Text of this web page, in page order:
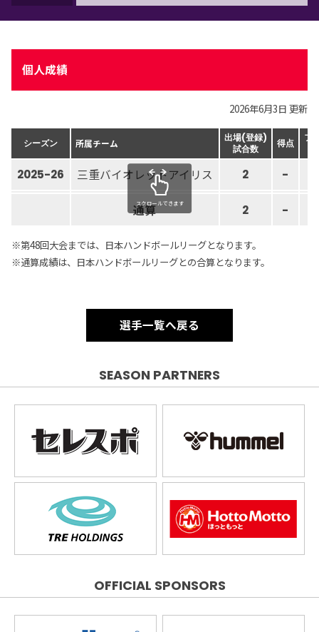
個人成績
2026年6月3日 更新
シーズン 所属チーム
出場(登録)
試合数
得点
フ
2025-26 三重バイオレットアイリス 2 -
通算 2 -
スクロールできます
※第48回大会までは、日本ハンドボールリーグとなります。
※通算成績は、日本ハンドボールリーグとの合算となります。
選手一覧へ戻る
SEASON PARTNERS
OFFICIAL SPONSORS